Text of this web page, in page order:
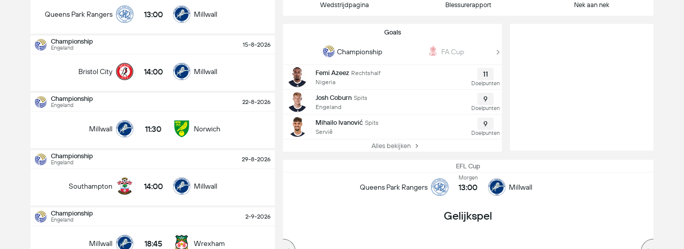
Queens Park Rangers 13:00 Millwall
Championship
Engeland 15-8-2026
Bristol City 14:00 Millwall
Championship
Engeland 22-8-2026
Millwall 11:30 Norwich
Championship
Engeland 29-8-2026
Southampton 14:00 Millwall
Championship
Engeland 2-9-2026
Millwall 18:45 Wrexham
Wedstrijdpagina Blessurerapport Nek aan nek
Goals
Championship FA Cup
Femi Azeez Rechtshalf
Nigeria
11
Doelpunten
Josh Coburn Spits
Engeland
9
Doelpunten
Mihailo Ivanović Spits
Servië
9
Doelpunten
Alles bekijken
EFL Cup
Queens Park Rangers
Morgen
13:00 Millwall
Gelijkspel
14:00 Millwall
- Meer dan/minder dan (2.5)